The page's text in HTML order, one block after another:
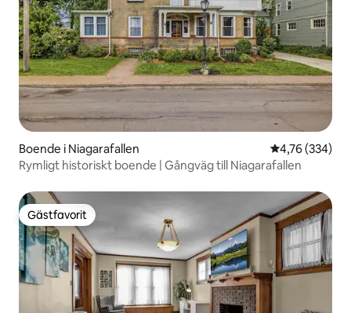
Boende i Niagarafallen 4,76 av 5 i
4,76 (334)
Rymligt historiskt boende | Gångväg till Niagarafallen
Gästfavorit
Gästfavorit